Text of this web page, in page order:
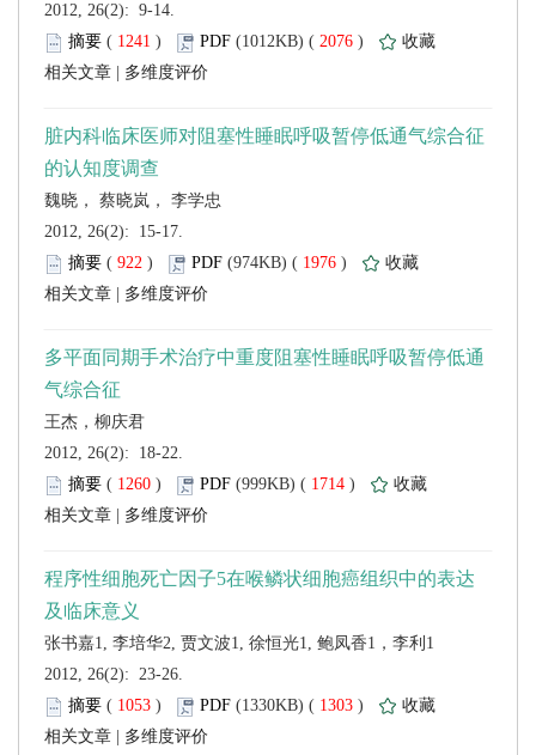
2012, 26(2): 9-14.
(
) 2076 )
2012, 26(2): 15-17.
(
) 1976 )
2012, 26(2): 18-22.
(
) 1714 )
2012, 26(2): 23-26.
(
) 1303 )